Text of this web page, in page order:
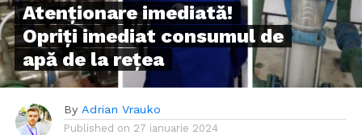
Atenționare imediată!
Opriți imediat consumul de
apă de la rețea
By Adrian Vrauko
Published on 27 ianuarie 2024